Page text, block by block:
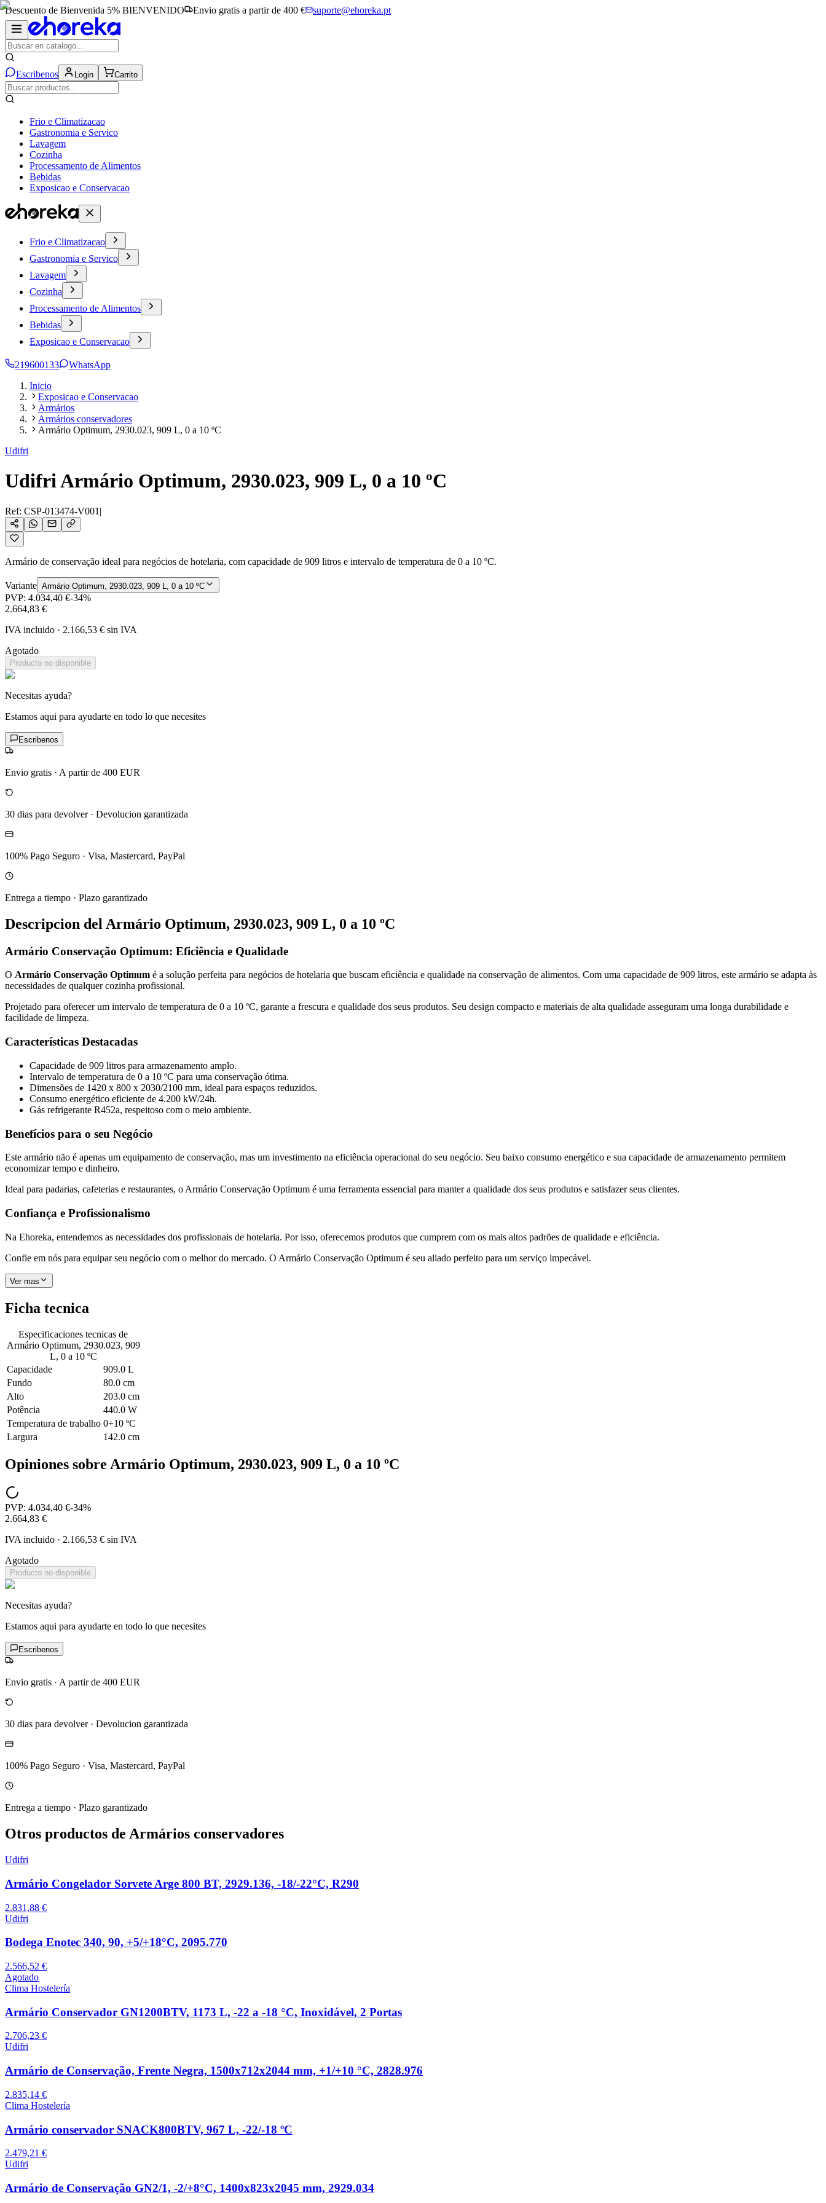
Descuento de Bienvenida 5% BIENVENIDO Envio gratis a partir de 400 € suporte@ehoreka.pt
Escribenos Login Carrito
Frio e Climatizacao
Gastronomia e Servico
Lavagem
Cozinha
Processamento de Alimentos
Bebidas
Exposicao e Conservacao
Frio e Climatizacao
Gastronomia e Servico
Lavagem
Cozinha
Processamento de Alimentos
Bebidas
Exposicao e Conservacao
219600133
WhatsApp
Inicio
Exposicao e Conservacao
Armários
Armários conservadores
Armário Optimum, 2930.023, 909 L, 0 a 10 ºC
Udifri
Udifri Armário Optimum, 2930.023, 909 L, 0 a 10 ºC
Ref: CSP-013474-V001 |
Armário de conservação ideal para negócios de hotelaria, com capacidade de 909 litros e intervalo de temperatura de 0 a 10 ºC.
Variante Armário Optimum, 2930.023, 909 L, 0 a 10 ºC
PVP: 4.034,40 €-34%
2.664,83 €
IVA incluido · 2.166,53 € sin IVA
Agotado
Producto no disponible
Necesitas ayuda?
Estamos aqui para ayudarte en todo lo que necesites
Escribenos
Envio gratis · A partir de 400 EUR
30 dias para devolver· Devolucion garantizada
100% Pago Seguro · Visa, Mastercard, PayPal
Entrega a tiempo · Plazo garantizado
Descripcion del Armário Optimum, 2930.023, 909 L, 0 a 10 ºC
Armário Conservação Optimum: Eficiência e Qualidade
O Armário Conservação Optimum é a solução perfeita para negócios de hotelaria que buscam eficiência e qualidade na conservação de alimentos. Com uma capacidade de 909 litros, este armário se adapta às
necessidades de qualquer cozinha profissional.
Projetado para oferecer um intervalo de temperatura de 0 a 10 ºC, garante a frescura e qualidade dos seus produtos. Seu design compacto e materiais de alta qualidade asseguram uma longa durabilidade e
facilidade de limpeza.
Características Destacadas
Capacidade de 909 litros para armazenamento amplo.
Intervalo de temperatura de 0 a 10 ºC para uma conservação ótima.
Dimensões de 1420 x 800 x 2030/2100 mm, ideal para espaços reduzidos.
Consumo energético eficiente de 4.200 kW/24h.
Gás refrigerante R452a, respeitoso com o meio ambiente.
Benefícios para o seu Negócio
Este armário não é apenas um equipamento de conservação, mas um investimento na eficiência operacional do seu negócio. Seu baixo consumo energético e sua capacidade de armazenamento permitem
economizar tempo e dinheiro.
Ideal para padarias, cafeterias e restaurantes, o Armário Conservação Optimum é uma ferramenta essencial para manter a qualidade dos seus produtos e satisfazer seus clientes.
Confiança e Profissionalismo
Na Ehoreka, entendemos as necessidades dos profissionais de hotelaria. Por isso, oferecemos produtos que cumprem com os mais altos padrões de qualidade e eficiência.
Confie em nós para equipar seu negócio com o melhor do mercado. O Armário Conservação Optimum é seu aliado perfeito para um serviço impecável.
Ver mas
Ficha tecnica
Especificaciones tecnicas de
Armário Optimum, 2930.023, 909
L, 0 a 10 ºC
Capacidade
909.0 L
Fundo
80.0 cm
Alto
203.0 cm
Potência
440.0 W
Temperatura de trabalho 0+10 ºC
Largura
142.0 cm
Opiniones sobre Armário Optimum, 2930.023, 909 L, 0 a 10 ºC
PVP: 4.034,40 €-34%
2.664,83 €
IVA incluido · 2.166,53 € sin IVA
Agotado
Producto no disponible
Necesitas ayuda?
Estamos aqui para ayudarte en todo lo que necesites
Escribenos
Envio gratis · A partir de 400 EUR
30 dias para devolver· Devolucion garantizada
100% Pago Seguro · Visa, Mastercard, PayPal
Entrega a tiempo · Plazo garantizado
Otros productos de Armários conservadores
Udifri
Armário Congelador Sorvete Arge 800 BT, 2929.136, -18/-22°C, R290
2.831,88 €
Udifri
Bodega Enotec 340, 90, +5/+18°C, 2095.770
2.566,52 €
Agotado
Clima Hostelería
Armário Conservador GN1200BTV, 1173 L, -22 a -18 °C, Inoxidável, 2 Portas
2.706,23 €
Udifri
Armário de Conservação, Frente Negra, 1500x712x2044 mm, +1/+10 °C, 2828.976
2.835,14 €
Clima Hostelería
Armário conservador SNACK800BTV, 967 L, -22/-18 ºC
2.479,21 €
Udifri
Armário de Conservação GN2/1, -2/+8°C, 1400x823x2045 mm, 2929.034